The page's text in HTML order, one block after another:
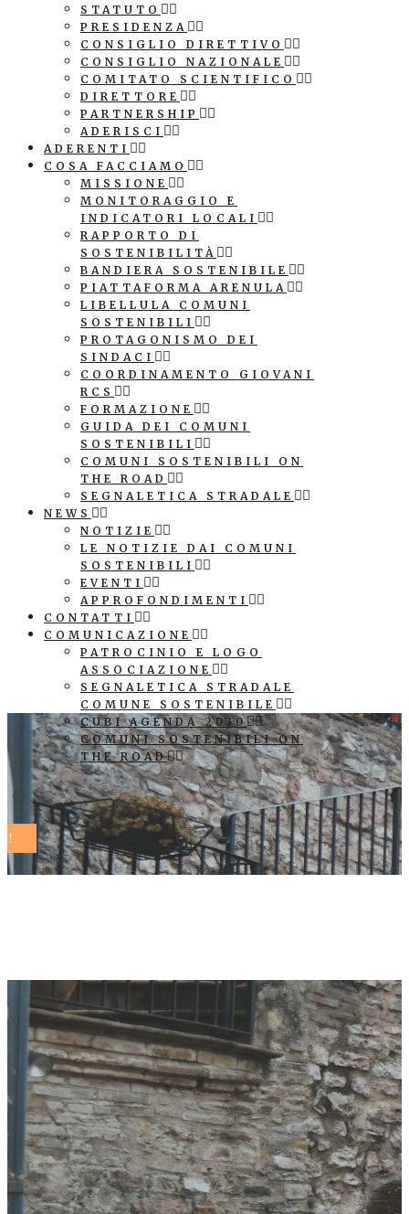
STATUTO
PRESIDENZA
CONSIGLIO DIRETTIVO
CONSIGLIO NAZIONALE
COMITATO SCIENTIFICO
DIRETTORE
PARTNERSHIP
ADERISCI
ADERENTI
COSA FACCIAMO
MISSIONE
MONITORAGGIO E
INDICATORI LOCALI
RAPPORTO DI
SOSTENIBILITÀ
BANDIERA SOSTENIBILE
PIATTAFORMA ARENULA
LIBELLULA COMUNI
SOSTENIBILI
PROTAGONISMO DEI
SINDACI
COORDINAMENTO GIOVANI
RCS
FORMAZIONE
GUIDA DEI COMUNI
SOSTENIBILI
COMUNI SOSTENIBILI ON
THE ROAD
SEGNALETICA STRADALE
NEWS
NOTIZIE
LE NOTIZIE DAI COMUNI
SOSTENIBILI
EVENTI
APPROFONDIMENTI
CONTATTI
COMUNICAZIONE
PATROCINIO E LOGO
ASSOCIAZIONE
SEGNALETICA STRADALE
COMUNE SOSTENIBILE
CUBI AGENDA 2030
COMUNI SOSTENIBILI ON
THE ROAD